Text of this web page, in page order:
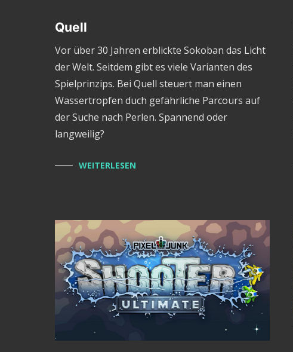
Quell
Vor über 30 Jahren erblickte Sokoban das Licht
der Welt. Seitdem gibt es viele Varianten des
Spielprinzips. Bei Quell steuert man einen
Wassertropfen duch gefährliche Parcours auf
der Suche nach Perlen. Spannend oder
langweilig?
WEITERLESEN